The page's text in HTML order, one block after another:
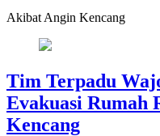
Akibat Angin Kencang
Tim Terpadu
Evakuasi Rumah
Kencang